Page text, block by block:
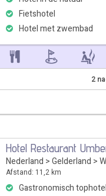
Fietshotel
Hotel met zwembad
2
Hotel Restaurant
Nederland > Gelderland >
Afstand: 11,2 km
Gastronomisch tophotel